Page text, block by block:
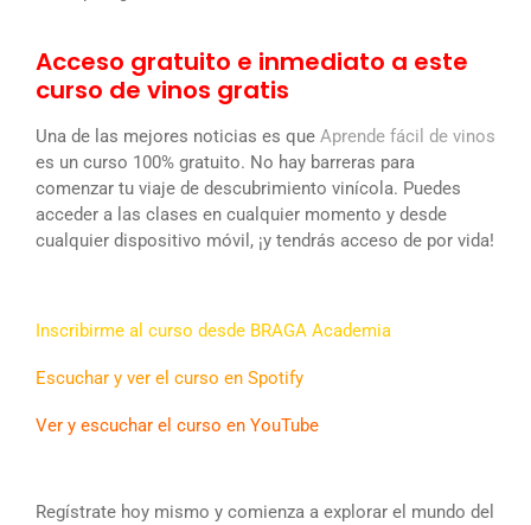
Acceso gratuito e inmediato a este
curso de vinos gratis
Una de las mejores noticias es que Aprende fácil de vinos
es un curso 100% gratuito. No hay barreras para
comenzar tu viaje de descubrimiento vinícola. Puedes
acceder a las clases en cualquier momento y desde
cualquier dispositivo móvil, ¡y tendrás acceso de por vida!
Inscribirme al curso desde BRAGA Academia
Escuchar y ver el curso en Spotify
Ver y escuchar el curso en YouTube
Regístrate hoy mismo y comienza a explorar el mundo del